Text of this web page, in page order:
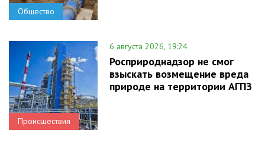
Общество
Происшествия
6 августа 2026, 19:24
Росприроднадзор не смог
взыскать возмещение вреда
природе на территории АГПЗ